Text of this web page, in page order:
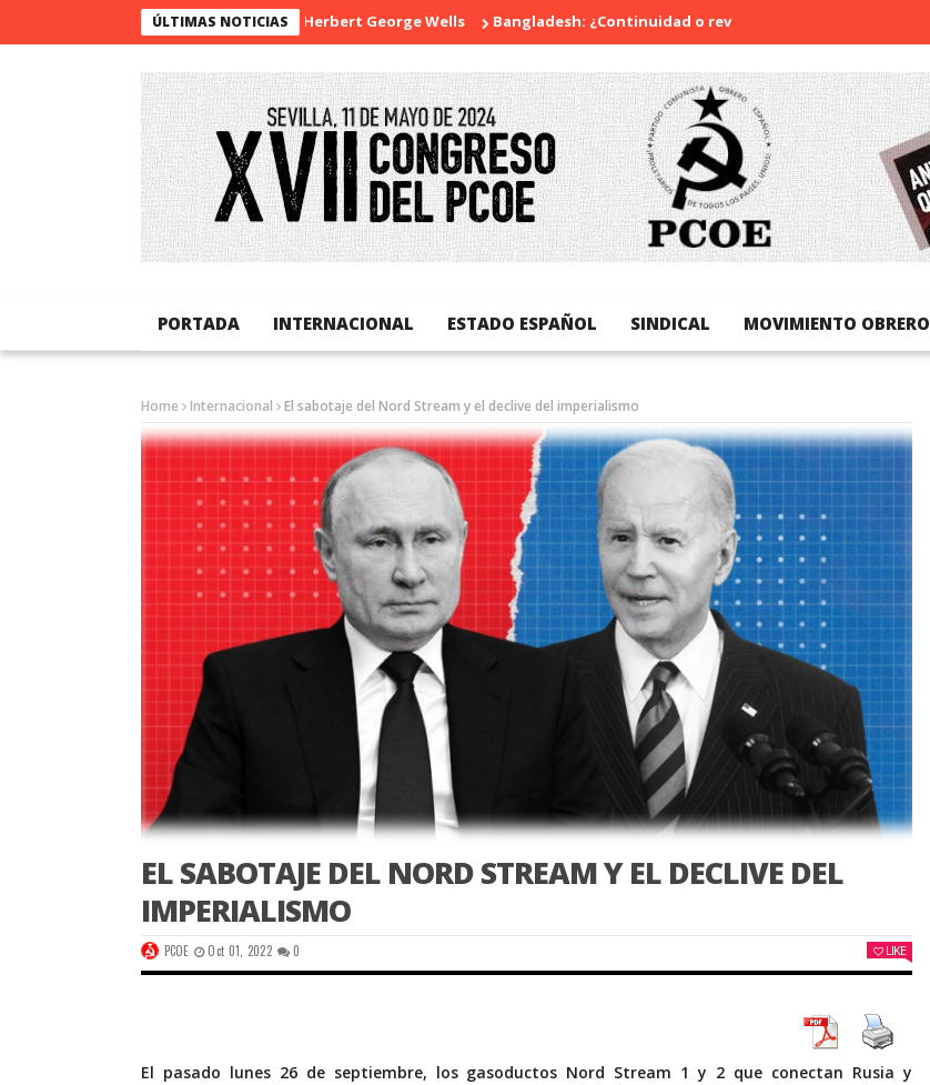
ÚLTIMAS NOTICIAS
La sorpresa de Herbert George Wells Bangladesh: ¿Continuidad o revolución?
PORTADA INTERNACIONAL ESTADO ESPAÑOL SINDICAL MOVIMIENTO OBRERO
Home Internacional El sabotaje del Nord Stream y el declive del imperialismo
EL SABOTAJE DEL NORD STREAM Y EL DECLIVE DEL
IMPERIALISMO
PCOE Oct 01, 2022 0 LIKE
El pasado lunes 26 de septiembre, los gasoductos Nord Stream 1 y 2 que conectan Rusia y